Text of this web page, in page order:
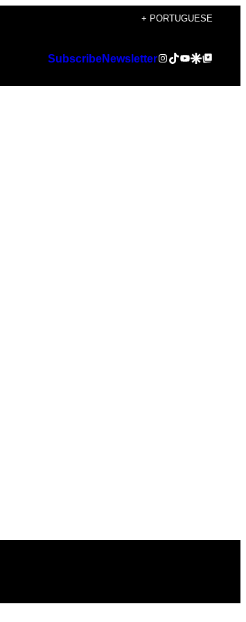
+ PORTUGUESE
SubscribeNewsletterInstagram
TikTok
YouTube
Google Discover
Google Top Posts